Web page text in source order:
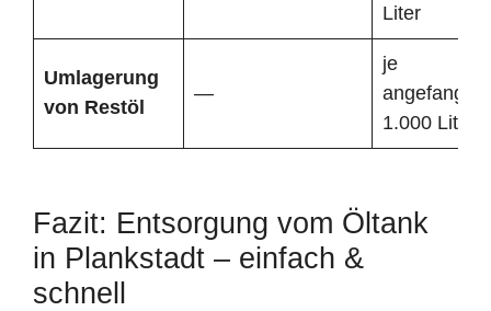
Liter
Umlagerung
von Restöl
—
je
1.000 Liter
Fazit: Entsorgung vom Öltank
in Plankstadt – einfach &
schnell